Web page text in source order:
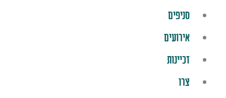
סניפים
אירועים
זכיינות
צרו